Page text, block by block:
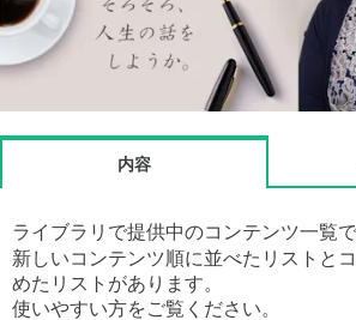
内容
ライブラリで提供中のコンテンツ一覧で
新しいコンテンツ順に並べたリストと
めたリストがあります。
使いやすい方をご覧ください。